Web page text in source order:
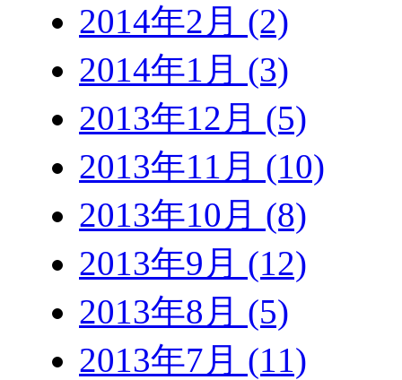
2014年2月 (2)
2014年1月 (3)
2013年12月 (5)
2013年11月 (10)
2013年10月 (8)
2013年9月 (12)
2013年8月 (5)
2013年7月 (11)